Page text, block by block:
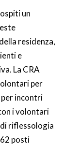
un
residenza,
e
La CRA
per
incontri
i volontari
riflessologia
posti